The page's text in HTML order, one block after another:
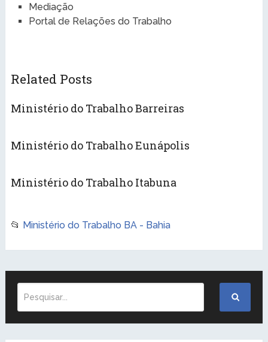
Mediação
Portal de Relações do Trabalho
Related Posts
Ministério do Trabalho Barreiras
Ministério do Trabalho Eunápolis
Ministério do Trabalho Itabuna
📂 Ministério do Trabalho BA - Bahia